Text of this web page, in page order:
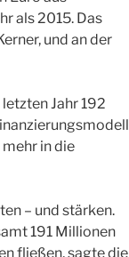
als 2015. Das
und an der
Jahr 192
in die
– und stärken.
191 Millionen
fließen, sagte die